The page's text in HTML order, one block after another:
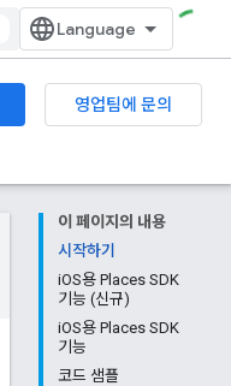
영업팀에 문의
이 페이지의 내용
시작하기
iOS용 Places SDK
기능 (신규)
iOS용 Places SDK
기능
코드 샘플